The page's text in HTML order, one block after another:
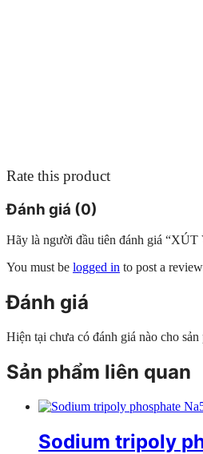
Rate this product
Đánh giá (0)
Hãy là người đầu tiên đánh giá
You must be logged in to post a
Đánh giá
Hiện tại chưa có đánh giá nào cho sản
Sản phẩm liên quan
Sodium tripoly